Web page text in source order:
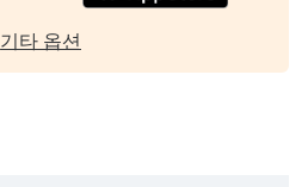
기타 옵션